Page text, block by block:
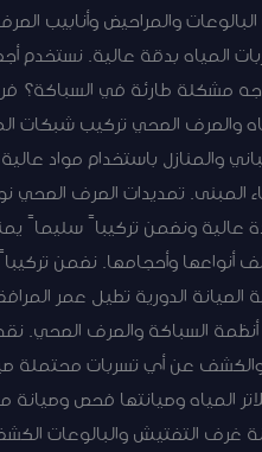
والمراحيض وأنابيب
المياه بدقة عالية. نستخدم
مشكلة طارئة في السباكة؟
والصرف الصحي تركيب شبكات
والمنازل باستخدام مواد
تمديدات الصرف الصحي
عالية ونضمن تركيباً سليماً
أنواعها وأحجامها. نضمن
الدورية تطيل عمر
السباكة والصرف الصحي.
عن أي تسربات محتملة
المياه وصيانتها فحص وصيانة
غرف التفتيش والبالوعات